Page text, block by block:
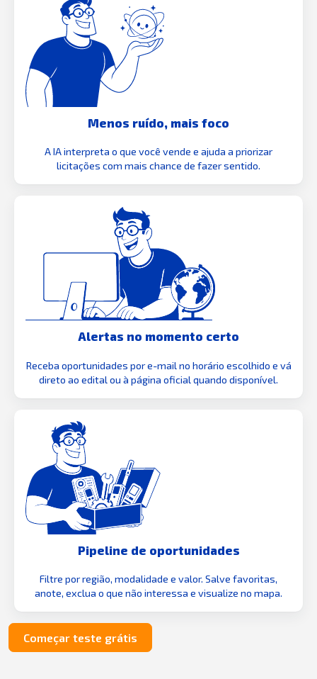
Menos ruído, mais foco
A IA interpreta o que você vende e ajuda a priorizar
licitações com mais chance de fazer sentido.
Alertas no momento certo
Receba oportunidades por e-mail no horário escolhido e vá
direto ao edital ou à página oficial quando disponível.
Pipeline de oportunidades
Filtre por região, modalidade e valor. Salve favoritas,
anote, exclua o que não interessa e visualize no mapa.
Começar teste grátis